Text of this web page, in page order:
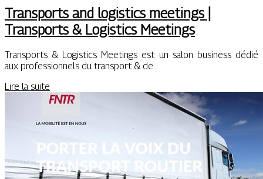
Transports and logistics meetings |
Transports & Logistics Meetings
Transports & Logistics Meetings est un salon business dédié
aux professionnels du transport & de…
Lire la suite